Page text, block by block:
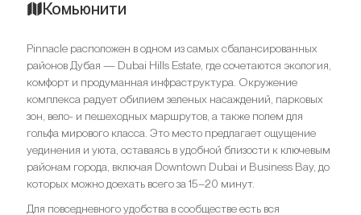
Комьюнити
Pinnacle расположен в одном из самых сбалансированных
районов Дубая — Dubai Hills Estate, где сочетаются экология,
комфорт и продуманная инфраструктура. Окружение
комплекса радует обилием зеленых насаждений, парковых
зон, вело- и пешеходных маршрутов, а также полем для
гольфа мирового класса. Это место предлагает ощущение
уединения и уюта, оставаясь в удобной близости к ключевым
районам города, включая Downtown Dubai и Business Bay, до
которых можно доехать всего за 15–20 минут.
Для повседневного удобства в сообществе есть вся